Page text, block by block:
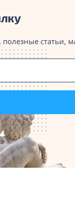
статьи,